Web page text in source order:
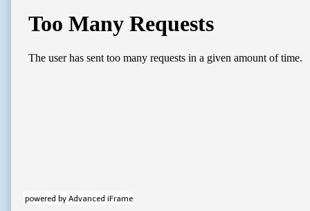
Sidebar
powered by Advanced iFrame